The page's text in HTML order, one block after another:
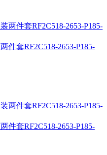
件套RF2C518-2653-P185-
件套RF2C518-2653-P185-